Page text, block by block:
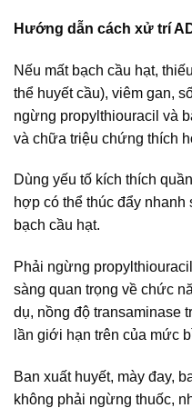
Hướng dẫn cách xử trí
Nếu mất bạch cầu hạt,
thể huyết cầu), viêm gan,
ngừng propylthiouracil và
và chữa triệu chứng thích
Dùng yếu tố kích thích
hợp có thể thúc đẩy
bạch cầu hạt.
Phải ngừng
sàng quan trọng về chức
dụ, nồng độ transaminase
lần giới hạn trên của mức
Ban xuất huyết, mày đay,
không phải ngừng thuốc,